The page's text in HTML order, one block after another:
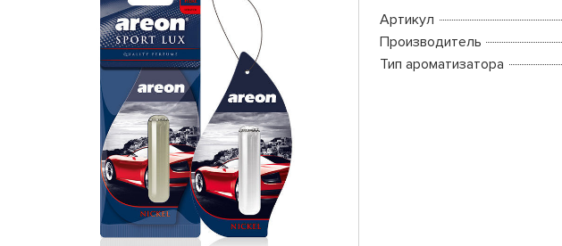
Артикул
Производитель
Тип ароматизатора